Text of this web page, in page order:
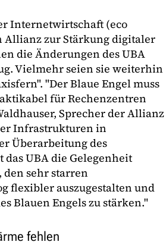
Internetwirtschaft (eco
zur Stärkung digitaler
die Änderungen des UBA
Vielmehr seien sie weiterhin
"Der Blaue Engel muss
für Rechenzentren
Sprecher der Allianz
Infrastrukturen in
Überarbeitung des
UBA die Gelegenheit
sehr starren
flexibler auszugestalten und
Blauen Engels zu stärken."
fehlen